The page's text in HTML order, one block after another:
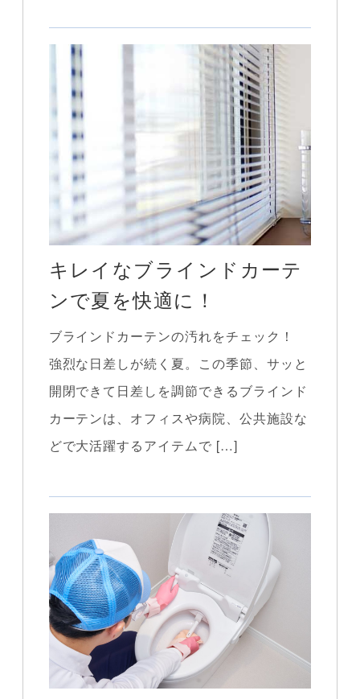
キレイなブラインドカーテ
ンで夏を快適に！
ブラインドカーテンの汚れをチェック！
強烈な日差しが続く夏。この季節、サッと
開閉できて日差しを調節できるブラインド
カーテンは、オフィスや病院、公共施設な
どで大活躍するアイテムで […]